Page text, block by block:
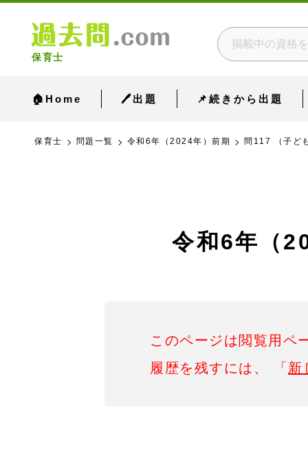
保育士
🏠Home 🖊出題 📌続きから出題
保育士 問題一覧 令和6年（2024年）前期 問117 （子ど
令和6年（
このページは閲覧用ペ
履歴を残すには、 「 新